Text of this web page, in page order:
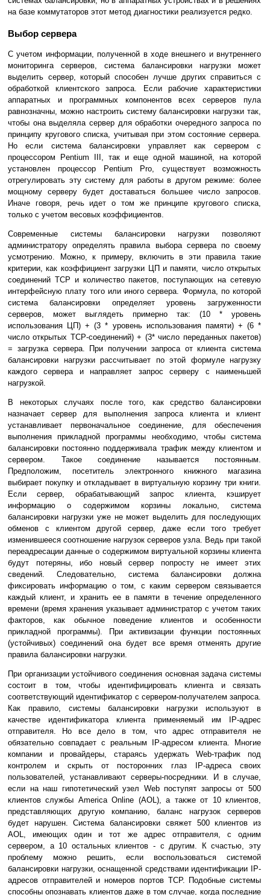
на базе коммутаторов этот метод диагностики реализуется редко.
Выбор сервера
С учетом информации, полученной в ходе внешнего и внутреннего
мониторинга серверов, система балансировки нагрузки может
выделить сервер, который способен лучше других справиться с
обработкой клиентского запроса. Если рабочие характеристики
аппаратных и программных компонентов всех серверов пула
равнозначны, можно настроить систему балансировки нагрузки так,
чтобы она выделяла сервер для обработки очередного запроса по
принципу кругового списка, учитывая при этом состояние сервера.
Но если система балансировки управляет как сервером с
процессором Pentium III, так и еще одной машиной, на которой
установлен процессор Pentium Pro, существует возможность
отрегулировать эту систему для работы в другом режиме: более
мощному серверу будет доставаться большее число запросов.
Иначе говоря, речь идет о том же принципе кругового списка,
только с учетом весовых коэффициентов.
Современные системы балансировки нагрузки позволяют
администратору определять правила выбора сервера по своему
усмотрению. Можно, к примеру, включить в эти правила такие
критерии, как коэффициент загрузки ЦП и памяти, число открытых
соединений TCP и количество пакетов, поступающих на сетевую
интерфейсную плату того или иного сервера. Формула, по которой
система балансировки определяет уровень загруженности
серверов, может выглядеть примерно так: (10 * уровень
использования ЦП) + (3 * уровень использования памяти) + (6 *
число открытых TCP-соединений) + (3* число переданных пакетов)
= загрузка сервера. При получении запроса от клиента система
балансировки нагрузки рассчитывает по этой формуле нагрузку
каждого сервера и направляет запрос серверу с наименьшей
нагрузкой.
В некоторых случаях после того, как средство балансировки
назначает сервер для выполнения запроса клиента и клиент
устанавливает первоначальное соединение, для обеспечения
выполнения прикладной программы необходимо, чтобы система
балансировки постоянно поддерживала трафик между клиентом и
сервером. Такое соединение называется постоянным.
Предположим, посетитель электронного книжного магазина
выбирает покупку и откладывает в виртуальную корзину три книги.
Если сервер, обрабатывающий запрос клиента, кэширует
информацию о содержимом корзины локально, система
балансировки нагрузки уже не может выделить для последующих
обменов с клиентом другой сервер, даже если того требует
изменившееся соотношение нагрузок серверов узла. Ведь при такой
переадресации данные о содержимом виртуальной корзины клиента
будут потеряны, ибо новый сервер попросту не имеет этих
сведений. Следовательно, система балансировки должна
фиксировать информацию о том, с каким сервером связывается
каждый клиент, и хранить ее в памяти в течение определенного
времени (время хранения указывает администратор с учетом таких
факторов, как обычное поведение клиентов и особенности
прикладной программы). При активизации функции постоянных
(устойчивых) соединений она будет все время отменять другие
правила балансировки нагрузки.
При организации устойчивого соединения основная задача системы
состоит в том, чтобы идентифицировать клиента и связать
соответствующий идентификатор с сервером-получателем запроса.
Как правило, системы балансировки нагрузки используют в
качестве идентификатора клиента применяемый им IP-адрес
отправителя. Но все дело в том, что адрес отправителя не
обязательно совпадает с реальным IP-адресом клиента. Многие
компании и провайдеры, стараясь удержать Web-трафик под
контролем и скрыть от посторонних глаз IP-адреса своих
пользователей, устанавливают серверы-посредники. И в случае,
если на наш гипотетический узел Web поступят запросы от 500
клиентов службы America Online (AOL), а также от 10 клиентов,
представляющих другую компанию, баланс нагрузок серверов
будет нарушен. Система балансировки свяжет 500 клиентов из
AOL, имеющих один и тот же адрес отправителя, с одним
сервером, а 10 остальных клиентов - с другим. К счастью, эту
проблему можно решить, если воспользоваться системой
балансировки нагрузки, оснащенной средствами идентификации IP-
адресов отправителей и номеров портов TCP. Подобные системы
способны опознавать клиентов даже в том случае, когда последние